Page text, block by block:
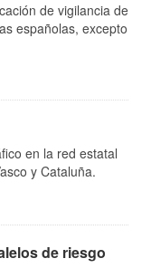
de vigilancia de
españolas, excepto
en la red estatal
y Cataluña.
de riesgo